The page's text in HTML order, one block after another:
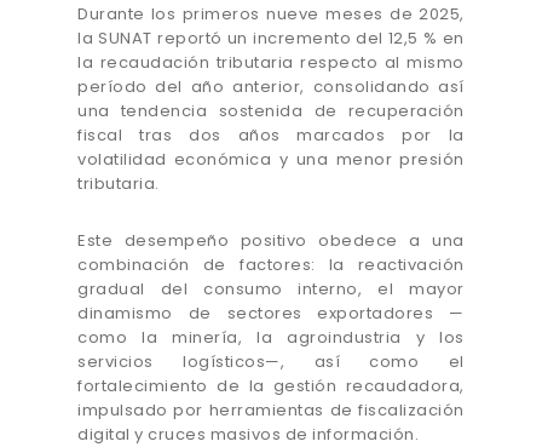
Durante los primeros nueve meses de 2025,
la SUNAT reportó un incremento del 12,5 % en
la recaudación tributaria respecto al mismo
período del año anterior, consolidando así
una tendencia sostenida de recuperación
fiscal tras dos años marcados por la
volatilidad económica y una menor presión
tributaria.
Este desempeño positivo obedece a una
combinación de factores: la reactivación
gradual del consumo interno, el mayor
dinamismo de sectores exportadores —
como la minería, la agroindustria y los
servicios logísticos—, así como el
fortalecimiento de la gestión recaudadora,
impulsado por herramientas de fiscalización
digital y cruces masivos de información.